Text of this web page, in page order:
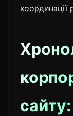
координації
сайту: